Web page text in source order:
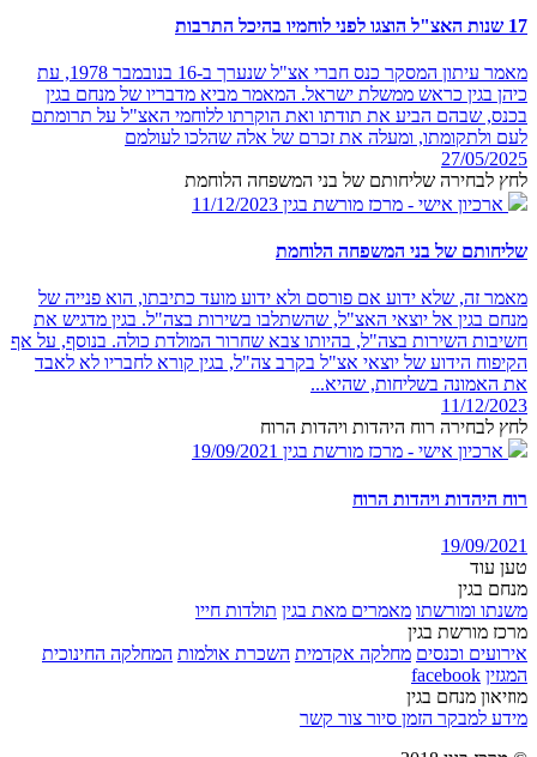
17 שנות האצ"ל הוצגו לפני לוחמיו בהיכל התרבות
מאמר עיתון המסקר כנס חברי אצ"ל שנערך ב-16 בנובמבר 1978, עת
כיהן בגין כראש ממשלת ישראל. המאמר מביא מדבריו של מנחם בגין
בכנס, שבהם הביע את תודתו ואת הוקרתו ללוחמי האצ"ל על תרומתם
לעם ולתקומתו, ומעלה את זכרם של אלה שהלכו לעולמם
27/05/2025
לחץ לבחירה שליחותם של בני המשפחה הלוחמת
ארכיון אישי - מרכז מורשת בגין 11/12/2023
שליחותם של בני המשפחה הלוחמת
מאמר זה, שלא ידוע אם פורסם ולא ידוע מועד כתיבתו, הוא פנייה של
מנחם בגין אל יוצאי האצ"ל, שהשתלבו בשירות בצה"ל. בגין מדגיש את
חשיבות השירות בצה"ל, בהיותו צבא שחרור המולדת כולה. בנוסף, על אף
הקיפוח הידוע של יוצאי אצ"ל בקרב צה"ל, בגין קורא לחבריו לא לאבד
את האמונה בשליחות, שהיא...
11/12/2023
לחץ לבחירה רוח היהדות ויהדות הרוח
ארכיון אישי - מרכז מורשת בגין 19/09/2021
רוח היהדות ויהדות הרוח
19/09/2021
טען עוד
מנחם בגין
משנתו ומורשתו מאמרים מאת בגין תולדות חייו
מרכז מורשת בגין
אירועים וכנסים מחלקה אקדמית השכרת אולמות המחלקה החינוכית
המגזין facebook
מוזיאון מנחם בגין
מידע למבקר הזמן סיור צור קשר